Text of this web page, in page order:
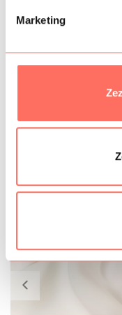
Marketing
PRÓBKI TKANIN
BEZPIECZEŃSTWO